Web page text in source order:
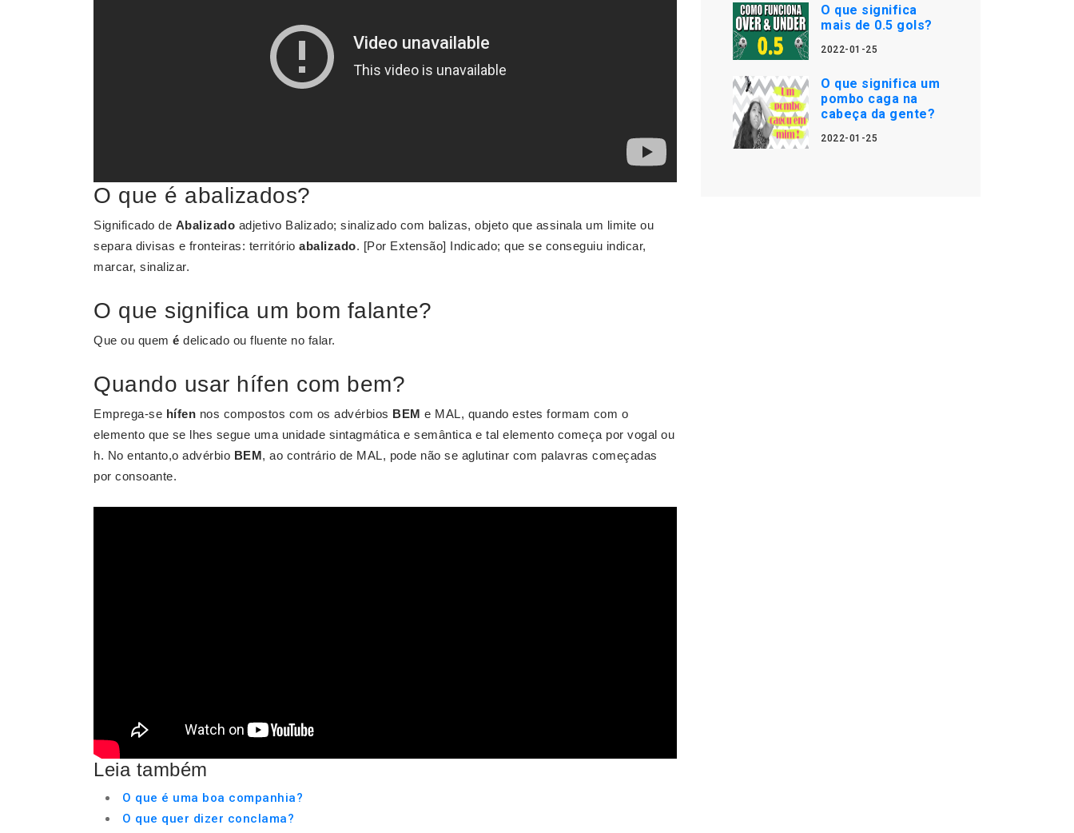
O que é abalizados?
Significado de Abalizado adjetivo Balizado; sinalizado com balizas, objeto que assinala um limite ou
separa divisas e fronteiras: território abalizado. [Por Extensão] Indicado; que se conseguiu indicar,
marcar, sinalizar.
O que significa um bom falante?
Que ou quem é delicado ou fluente no falar.
Quando usar hífen com bem?
Emprega-se hífen nos compostos com os advérbios BEM e MAL, quando estes formam com o
elemento que se lhes segue uma unidade sintagmática e semântica e tal elemento começa por vogal ou
h. No entanto,o advérbio BEM, ao contrário de MAL, pode não se aglutinar com palavras começadas
por consoante.
Leia também
O que é uma boa companhia?
O que quer dizer conclama?
O que significa
mais de 0.5 gols?
2022-01-25
O que significa um
pombo caga na
cabeça da gente?
2022-01-25